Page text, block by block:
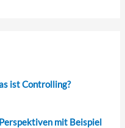
ist Controlling?
mit Beispiel